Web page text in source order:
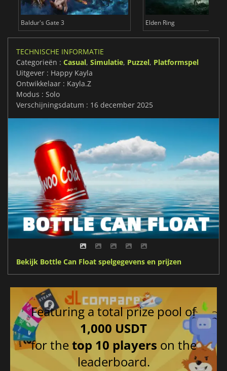
Baldur's Gate 3 Elden Ring
TECHNISCHE INFORMATIE
Categorieën : Casual, Simulatie, Puzzel, Platformspel
Uitgever : Happy Kayla
Ontwikkelaar : Kayla.Z
Modus : Solo
Verschijningsdatum : 16 december 2025
Bekijk Bottle Can Float spelgegevens en prijzen
Featuring a total prize pool of
1,000 USDT
for thetop 10 players on the
leaderboard.